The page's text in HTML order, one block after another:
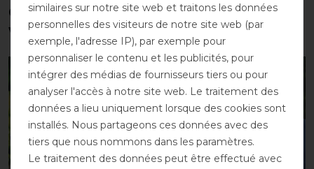
Ces produits pourraient également
vous intéresser
-10% -10%
similaires sur notre site web et traitons les données
personnelles des visiteurs de notre site web (par
exemple, l'adresse IP), par exemple pour
personnaliser le contenu et les publicités, pour
intégrer des médias de fournisseurs tiers ou pour
analyser l'accès à notre site web. Le traitement des
données a lieu uniquement lorsque des cookies sont
installés. Nous partageons ces données avec des
tiers que nous nommons dans les paramètres.
Le traitement des données peut être effectué avec